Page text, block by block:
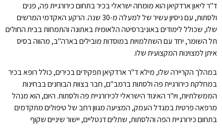
ד"ר ליאון ארדקיאן הוא מומחה ישראלי בכיר בתחום כירורגיית פה, פנים
ולסתות, עם ניסיון עשיר של למעלה מ-30 שנה. הרקע האקדמי המרשים
שלו, שכולל לימודים באוניברסיטה הלאומית באתונה והתמחות בבית החולים
תל השומר, יחד עם השתלמויות במוסדות מובילים בארה"ב, מהווה בסיס
איתן למצוינות המקצועית שלו.
במהלך הקריירה שלו, מילא ד"ר ארדקיאן תפקידים בכירים, כולל רופא בכיר
במחלקת כירורגיית פה ולסתות ברמב"ם, חבר בצוות הבוחנים בבחינות
הממשלתיות, ויו"ר האיגוד הישראלי לכירורגיית פה ולסתות. היום, הוא מנהל
מרפאה פרטית במגדל העמק, המציעה מגוון רחב של טיפולים מתקדמים
בתחום כירורגיית הפה והלסתות, שתלים דנטליים, יישור שיניים שקוף